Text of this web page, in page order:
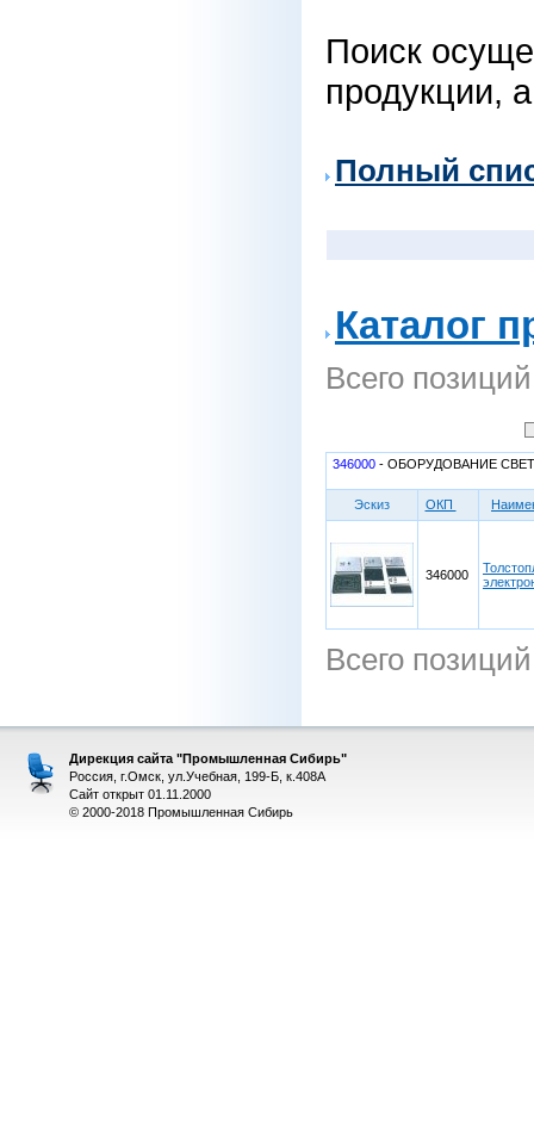
Поиск
продукции,
Полный
Каталог
Всего
346000- ОБОРУДОВАНИЕ
Эскиз ОКП
346000
Всего
Дирекция сайта "Промышленная Сибирь"
Россия, г.Омск, ул.Учебная, 199-Б, к.408А
Сайт открыт 01.11.2000
© 2000-2018 Промышленная Сибирь